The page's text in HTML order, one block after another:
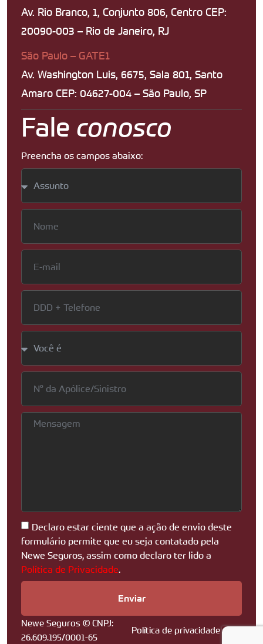
Av. Rio Branco, 1, Conjunto 806, Centro CEP:
20090-003 – Rio de Janeiro, RJ
São Paulo – GATE1
Av. Washington Luis, 6675, Sala 801, Santo
Amaro CEP: 04627-004 – São Paulo, SP
Fale conosco
Preencha os campos abaixo:
Declaro estar ciente que a ação de envio deste
formulário permite que eu seja contatado pela
Newe Seguros, assim como declaro ter lido a
Política de Privacidade.
Enviar
Newe Seguros © CNPJ:
26.609.195/0001-65
Política de privacidade